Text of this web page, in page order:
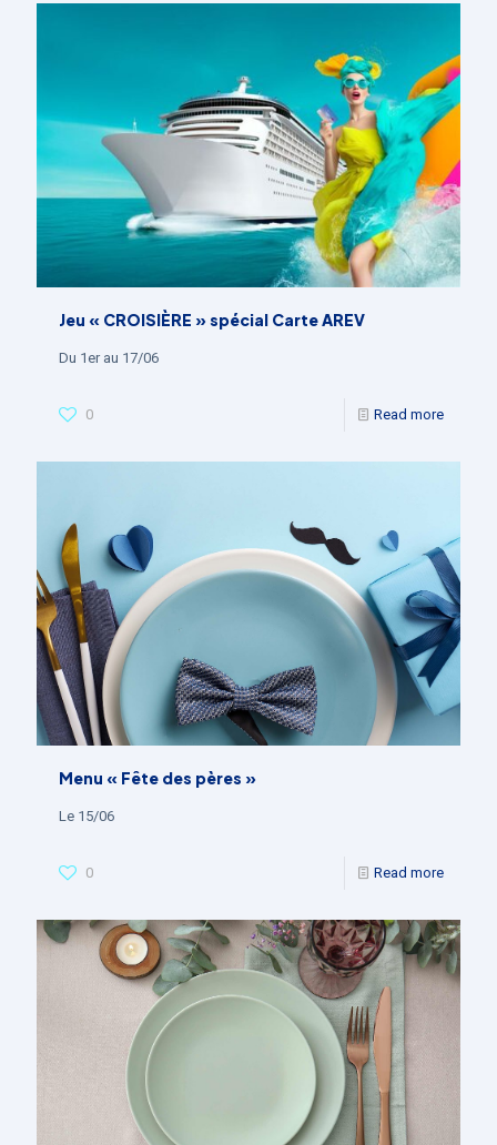
Jeu « CROISIÈRE » spécial Carte AREV
Du 1er au 17/06
0 Read more
Menu « Fête des pères »
Le 15/06
0 Read more